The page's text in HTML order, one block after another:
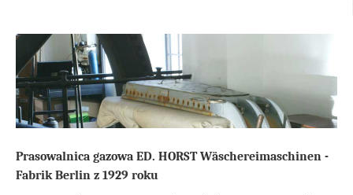
Prasowalnica gazowa ED. HORST Wäschereimaschinen -
Fabrik Berlin z 1929 roku